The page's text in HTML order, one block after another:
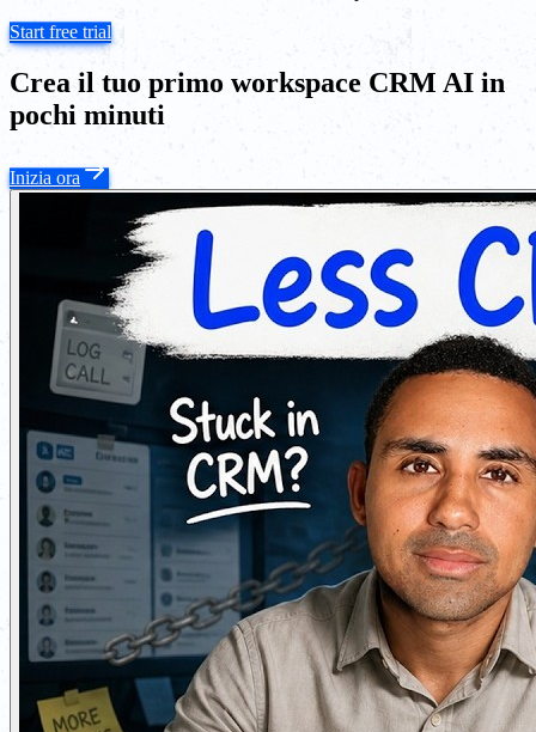
Start free trial
Crea il tuo primo workspace CRM AI in
pochi minuti
Inizia ora